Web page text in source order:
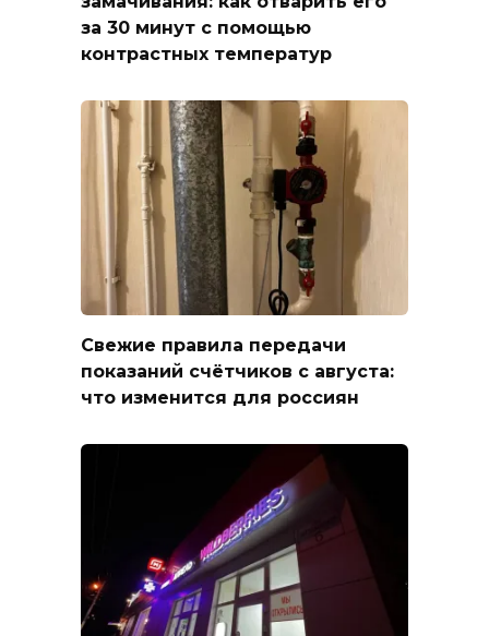
за 30 минут с помощью
контрастных температур
Свежие правила передачи
показаний счётчиков с августа:
что изменится для россиян